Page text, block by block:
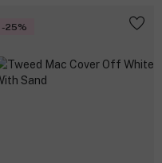
-25%